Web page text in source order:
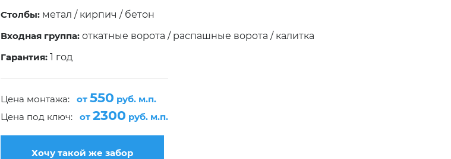
Столбы: метал / кирпич / бетон
Входная группа: откатные ворота / распашные ворота / калитка
Гарантия: 1 год
Цена монтажа:от550 руб. м.п.
Цена под ключ:от2300 руб. м.п.
Хочу такой же забор